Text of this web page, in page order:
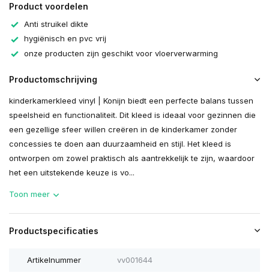
Product voordelen
Anti struikel dikte
hygiënisch en pvc vrij
onze producten zijn geschikt voor vloerverwarming
Productomschrijving
kinderkamerkleed vinyl | Konijn biedt een perfecte balans tussen
speelsheid en functionaliteit. Dit kleed is ideaal voor gezinnen die
een gezellige sfeer willen creëren in de kinderkamer zonder
concessies te doen aan duurzaamheid en stijl. Het kleed is
ontworpen om zowel praktisch als aantrekkelijk te zijn, waardoor
het een uitstekende keuze is vo...
Toon meer
Productspecificaties
Artikelnummer vv001644